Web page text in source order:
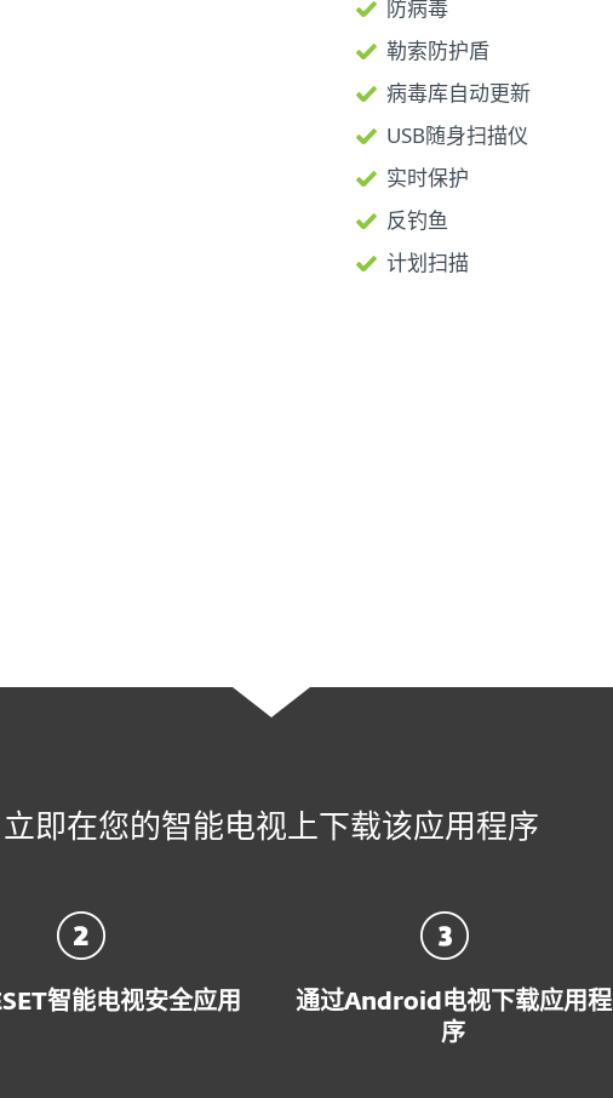
防病毒
勒索防护盾
病毒库自动更新
USB随身扫描仪
实时保护
反钓鱼
计划扫描
立即在您的智能电视上下载该应用程序
智能电视安全应用
通过Android电视下载应用程
序